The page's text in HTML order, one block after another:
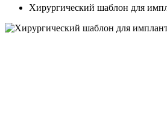
Хирургический шаблон для